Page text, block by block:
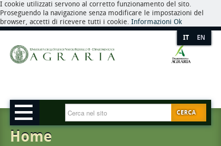
I cookie utilizzati servono al corretto funzionamento del sito.
Proseguendo la navigazione senza modificare le impostazioni del
browser, accetti di ricevere tutti i cookie. Informazioni Ok
IT EN
CERCA
Home